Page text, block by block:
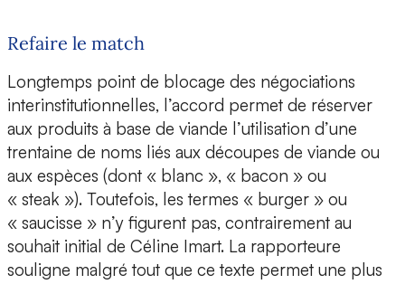
Refaire le match
Longtemps point de blocage des négociations
interinstitutionnelles, l’accord permet de réserver
aux produits à base de viande l’utilisation d’une
trentaine de noms liés aux découpes de viande ou
aux espèces (dont « blanc », « bacon » ou
« steak »). Toutefois, les termes « burger » ou
« saucisse » n’y figurent pas, contrairement au
souhait initial de Céline Imart. La rapporteure
souligne malgré tout que ce texte permet une plus